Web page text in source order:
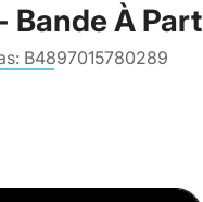
Bande À Part
B4897015780289